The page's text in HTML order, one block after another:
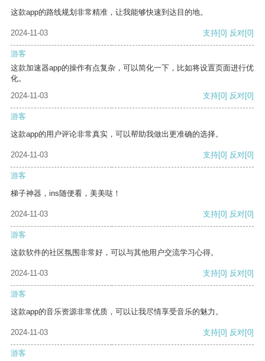
这款app的路线规划非常精准，让我能够快速到达目的地。
2024-11-03 支持[0] 反对[0]
游客
这款加速器app的操作有点复杂，可以简化一下，比如将设置页面进行优
化。
2024-11-03
支持[0] 反对[0]
游客
这款app的用户评论非常真实，可以帮助我做出更准确的选择。
2024-11-03 支持[0] 反对[0]
游客
梯子神器，ins随便看，美美哒！
2024-11-03 支持[0] 反对[0]
游客
这款软件的社区氛围非常好，可以与其他用户交流学习心得。
2024-11-03 支持[0] 反对[0]
游客
这款app的音乐资源非常优质，可以让我尽情享受音乐的魅力。
2024-11-03 支持[0] 反对[0]
游客